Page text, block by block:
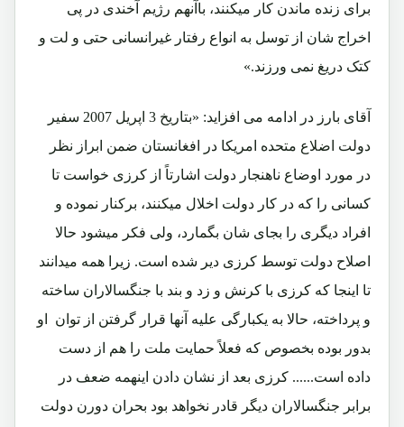
برای زنده ماندن کار میکنند، باآنهم رژیم آخندی در پی
اخراج شان از توسل به انواع رفتار غیرانسانی حتی و لت و
کتک دریغ نمی ورزند.»
آقای بارز در ادامه می افزاید: «بتاریخ 3 اپریل 2007 سفیر
دولت اضلاع متحده امریکا در افغانستان ضمن ابراز نظر
در مورد اوضاع ناهنجار دولت اشارتاً از کرزی خواست تا
کسانی را که در کار دولت اخلال میکنند، برکنار نموده و
افراد دیگری را بجای شان بگمارد، ولی فکر میشود حالا
اصلاح دولت توسط کرزی دیر شده است. زیرا همه میدانند
تا اینجا که کرزی با کرنش و زد و بند با جنگسالاران ساخته
و پرداخته، حالا به یکبارگی علیه آنها قرار گرفتن از توان او
بدور بوده بخصوص که فعلاً حمایت ملت را هم از دست
داده است...... کرزی بعد از نشان دادن اینهمه ضعف در
برابر جنگسالاران دیگر قادر نخواهد بود بحران دورن دولت